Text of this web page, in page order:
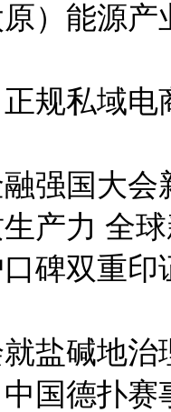
）能源
规私域
强国大
产力 全
碑双重印
盐碱地
国德扑赛